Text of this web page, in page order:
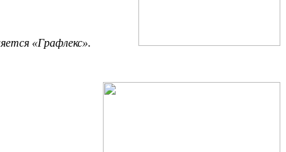
«Графлекс».